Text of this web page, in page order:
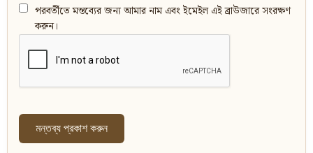
পরবর্তীতে মন্তব্যের জন্য আমার নাম এবং ইমেইল এই ব্রাউজারে সংরক্ষণ
করুন।